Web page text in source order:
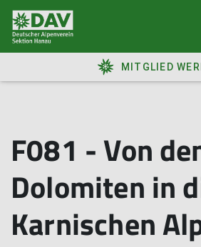
MITGLIED
F081 - Von
Dolomiten in
Karnischen